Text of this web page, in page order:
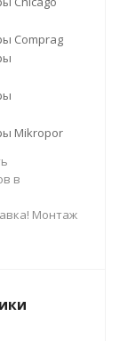
Comprag
Mikropor
в
Монтаж